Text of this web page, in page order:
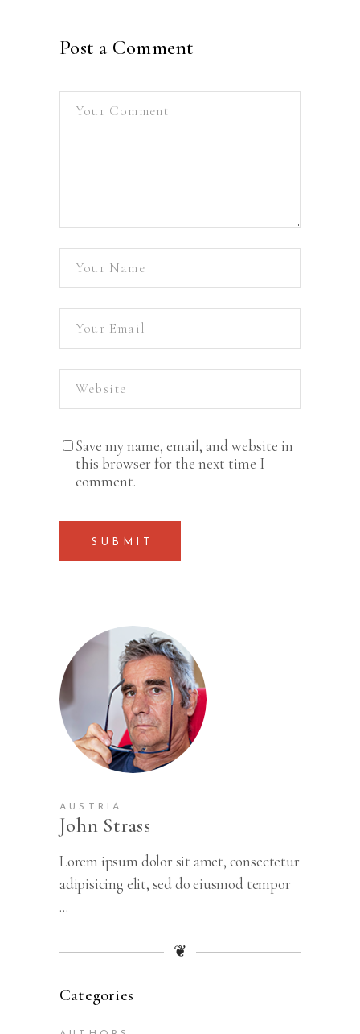
Post a Comment
Save my name, email, and website in
this browser for the next time I
comment.
SUBMIT
AUSTRIA
John Strass
Lorem ipsum dolor sit amet, consectetur
adipisicing elit, sed do eiusmod tempor
...
❦
Categories